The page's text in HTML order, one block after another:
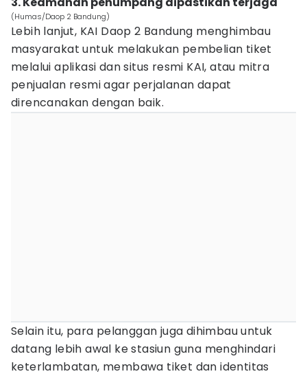
(Humas/Daop 2 Bandung)
Lebih lanjut, KAI Daop 2 Bandung menghimbau
masyarakat untuk melakukan pembelian tiket
melalui aplikasi dan situs resmi KAI, atau mitra
penjualan resmi agar perjalanan dapat
direncanakan dengan baik.
Selain itu, para pelanggan juga dihimbau untuk
datang lebih awal ke stasiun guna menghindari
keterlambatan, membawa tiket dan identitas